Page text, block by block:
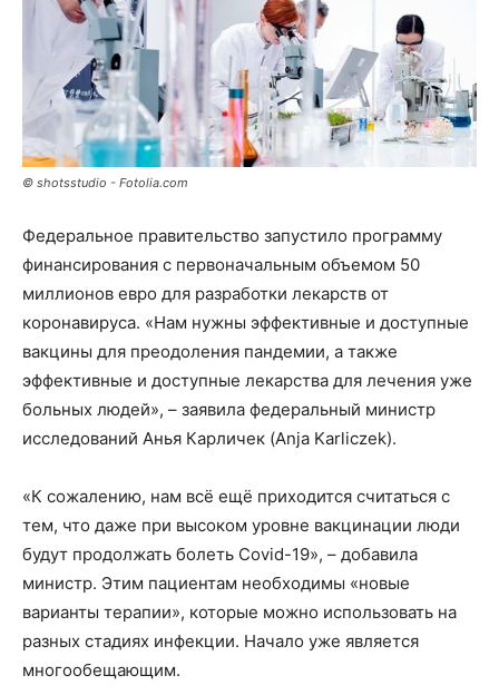
© shotsstudio - Fotolia.com
Федеральное правительство запустило программу
финансирования с первоначальным объемом 50
миллионов евро для разработки лекарств от
коронавируса. «Нам нужны эффективные и доступные
вакцины для преодоления пандемии, а также
эффективные и доступные лекарства для лечения уже
больных людей», – заявила федеральный министр
исследований Анья Карличек (Anja Karliczek).
«К сожалению, нам всё ещё приходится считаться с
тем, что даже при высоком уровне вакцинации люди
будут продолжать болеть Covid-19», – добавила
министр. Этим пациентам необходимы «новые
варианты терапии», которые можно использовать на
разных стадиях инфекции. Начало уже является
многообещающим.